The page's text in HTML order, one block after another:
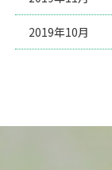
2019年10月